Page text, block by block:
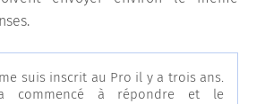
me suis inscrit au Pro il y a trois ans.
commencé à répondre et le